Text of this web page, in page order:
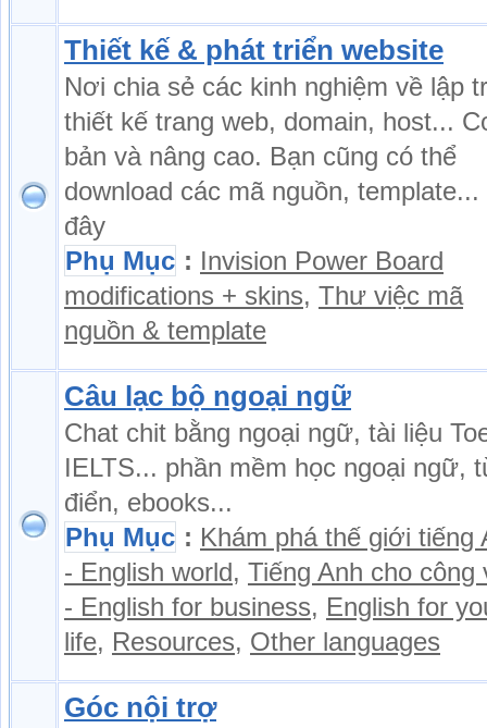
Thiết kế & phát triển website
Nơi chia sẻ các kinh nghiệm về lập
thiết kế trang web, domain, host...
bản và nâng cao. Bạn cũng có thể
download các mã nguồn,
đây
Phụ Mục : Invision Power Board
modifications + skins, Thư việc mã
nguồn & template
Câu lạc bộ ngoại ngữ
Chat chit bằng ngoại ngữ, tài liệu
IELTS... phần mềm học ngoại ngữ,
điển, ebooks...
Phụ Mục : Khám phá thế giới tiếng
- English world, Tiếng Anh cho công
- English for business, English for
life, Resources, Other languages
Góc nội trợ